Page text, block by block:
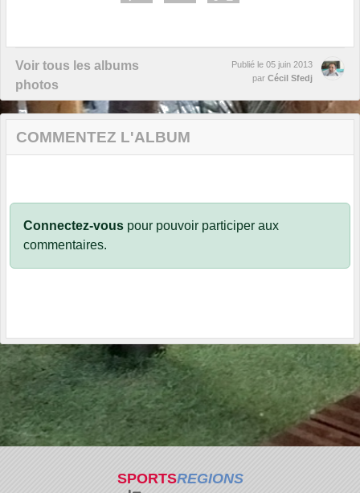
Voir tous les albums
photos
Publié le 05 juin 2013
par Cécil Sfedj
COMMENTEZ L'ALBUM
Connectez-vous pour pouvoir participer aux
commentaires.
SPORTSREGIONS